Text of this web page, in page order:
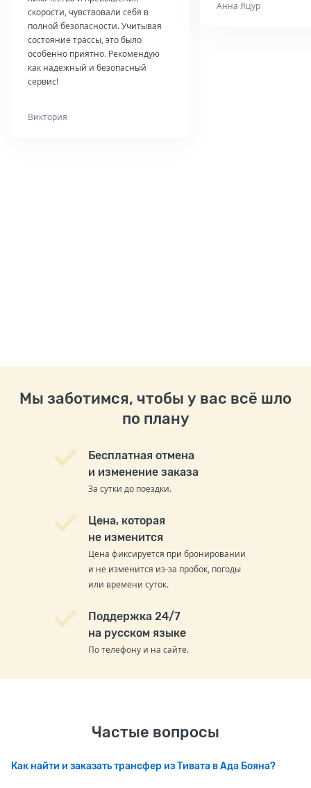
скорости, чувствовали себя в
полной безопасности. Учитывая
состояние трассы, это было
особенно приятно. Рекомендую
как надежный и безопасный
сервис!
Виктория
Анна Яцур
Мы заботимся, чтобы у вас всё шло
по плану
Бесплатная отмена
и изменение заказа
За сутки до поездки.
Цена, которая
не изменится
Цена фиксируется при бронировании
и не изменится из-за пробок, погоды
или времени суток.
Поддержка 24/7
на русском языке
По телефону и на сайте.
Частые вопросы
Как найти и заказать трансфер из Тивата в Ада Бояна?